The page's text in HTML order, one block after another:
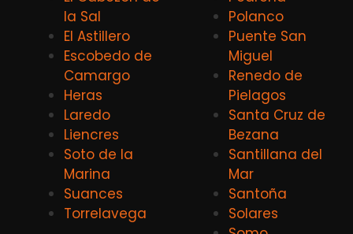
la Sal
El Astillero
Escobedo de
Camargo
Heras
Laredo
Liencres
Soto de la
Marina
Suances
Torrelavega
Polanco
Puente San
Miguel
Renedo de
Pielagos
Santa Cruz de
Bezana
Santillana del
Mar
Santoña
Solares